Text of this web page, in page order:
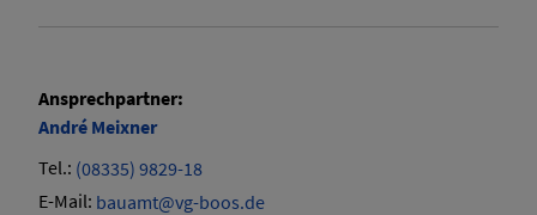
Ansprechpartner:
André Meixner
Tel.: (08335) 9829-18
E-Mail: bauamt@vg-boos.de